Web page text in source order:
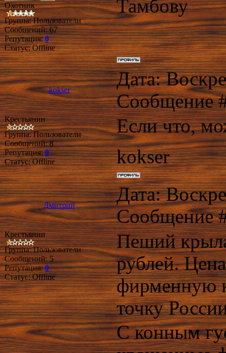
Охотник
Группа: Пользователи
Сообщений:67
Репутация:0
Статус:Offline
Тамбову
kokser
Дата:
Сообщение
Крестьянин
Группа: Пользователи
Сообщений:8
Репутация:0
Статус:Offline
Если что,
kokser
Дмитрий
Дата:
Сообщение
Крестьянин
Группа: Пользователи
Сообщений:5
Репутация:0
Статус:Offline
Пеший
рублей.
фирменную
точку
С конным